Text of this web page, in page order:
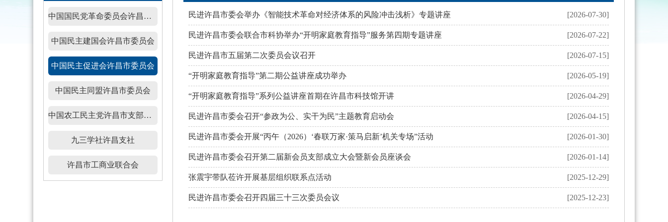
中国国民党革命委员会许昌市委员会
中国民主建国会许昌市委员会
中国民主促进会许昌市委员会
中国民主同盟许昌市委员会
中国农工民主党许昌市支部委员会
九三学社许昌支社
许昌市工商业联合会
民进许昌市委会举办《智能技术革命对经济体系的风险冲击浅析》专题讲座 [2026-07-30]
民进许昌市委会联合市科协举办“开明家庭教育指导”服务第四期专题讲座 [2026-07-22]
民进许昌市五届第二次委员会议召开 [2026-07-15]
“开明家庭教育指导”第二期公益讲座成功举办 [2026-05-19]
“开明家庭教育指导”系列公益讲座首期在许昌市科技馆开讲 [2026-04-29]
民进许昌市委会召开“参政为公、实干为民”主题教育启动会 [2026-04-15]
民进许昌市委会开展“丙午（2026）‘春联万家·策马启新’机关专场”活动 [2026-01-30]
民进许昌市委会召开第二届新会员支部成立大会暨新会员座谈会 [2026-01-14]
张震宇带队莅许开展基层组织联系点活动 [2025-12-29]
民进许昌市委会召开四届三十三次委员会议 [2025-12-23]